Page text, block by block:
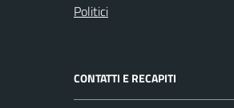
Politici
CONTATTI E RECAPITI